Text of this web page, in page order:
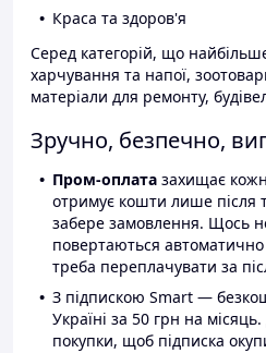
Краса та здоров'я
Серед категорій, що
харчування та напої,
матеріали для ремонту,
Зручно, безпечно,
Пром-оплата захищає
отримує кошти лише після
забере замовлення. Щось
повертаються
треба переплачувати за
З підпискою Smart —
Україні за 50 грн на
покупки, щоб підписка